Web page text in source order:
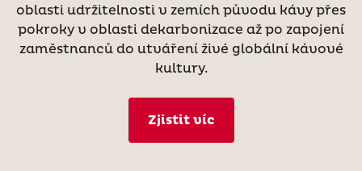
oblasti udržitelnosti v zemích původu kávy přes
pokroky v oblasti dekarbonizace až po zapojení
zaměstnanců do utváření živé globální kávové
kultury.
Zjistit víc